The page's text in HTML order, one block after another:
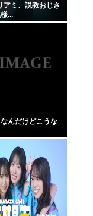
アミ、説教おじさ
...
んだけどこうな